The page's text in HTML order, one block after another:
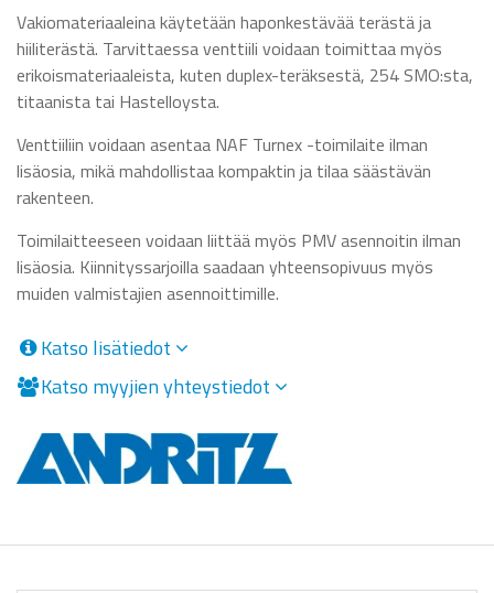
Vakiomateriaaleina käytetään haponkestävää terästä ja
hiiliterästä. Tarvittaessa venttiili voidaan toimittaa myös
erikoismateriaaleista, kuten duplex-teräksestä, 254 SMO:sta,
titaanista tai Hastelloysta.
Venttiiliin voidaan asentaa NAF Turnex -toimilaite ilman
lisäosia, mikä mahdollistaa kompaktin ja tilaa säästävän
rakenteen.
Toimilaitteeseen voidaan liittää myös PMV asennoitin ilman
lisäosia. Kiinnityssarjoilla saadaan yhteensopivuus myös
muiden valmistajien asennoittimille.
Katso lisätiedot
Katso myyjien yhteystiedot